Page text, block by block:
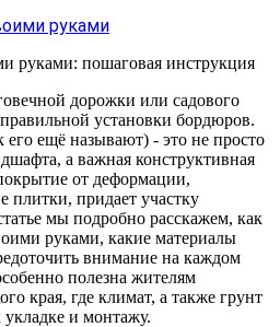
руками
руками: пошаговая инструкция
дорожки или садового
установки бордюров.
ещё называют) - это не просто
а важная конструктивная
от деформации,
плитки, придает участку
мы подробно расскажем, как
руками, какие материалы
внимание на каждом
полезна жителям
края, где климат, а также грунт
укладке и монтажу.